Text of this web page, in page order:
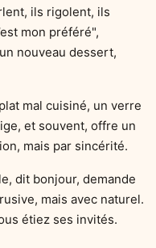
ils rigolent, ils
mon préféré",
nouveau dessert,
mal cuisiné, un verre
et souvent, offre un
mais par sincérité.
dit bonjour, demande
mais avec naturel.
étiez ses invités.